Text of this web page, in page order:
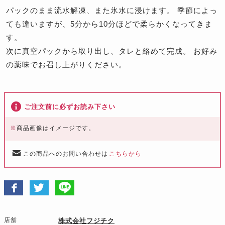
パックのまま流水解凍、また氷水に浸けます。 季節によっ
ても違いますが、5分から10分ほどで柔らかくなってきま
す。
次に真空パックから取り出し、タレと絡めて完成。 お好み
の薬味でお召し上がりください。
ご注文前に必ずお読み下さい
※商品画像はイメージです。
この商品へのお問い合わせは こちらから
店舗 株式会社フジチク